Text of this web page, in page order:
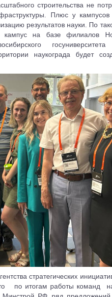
строительства не
Плюс у
результатов науки. По
на базе филиалов
наукограда будет
стратегических
по итогам работы команд